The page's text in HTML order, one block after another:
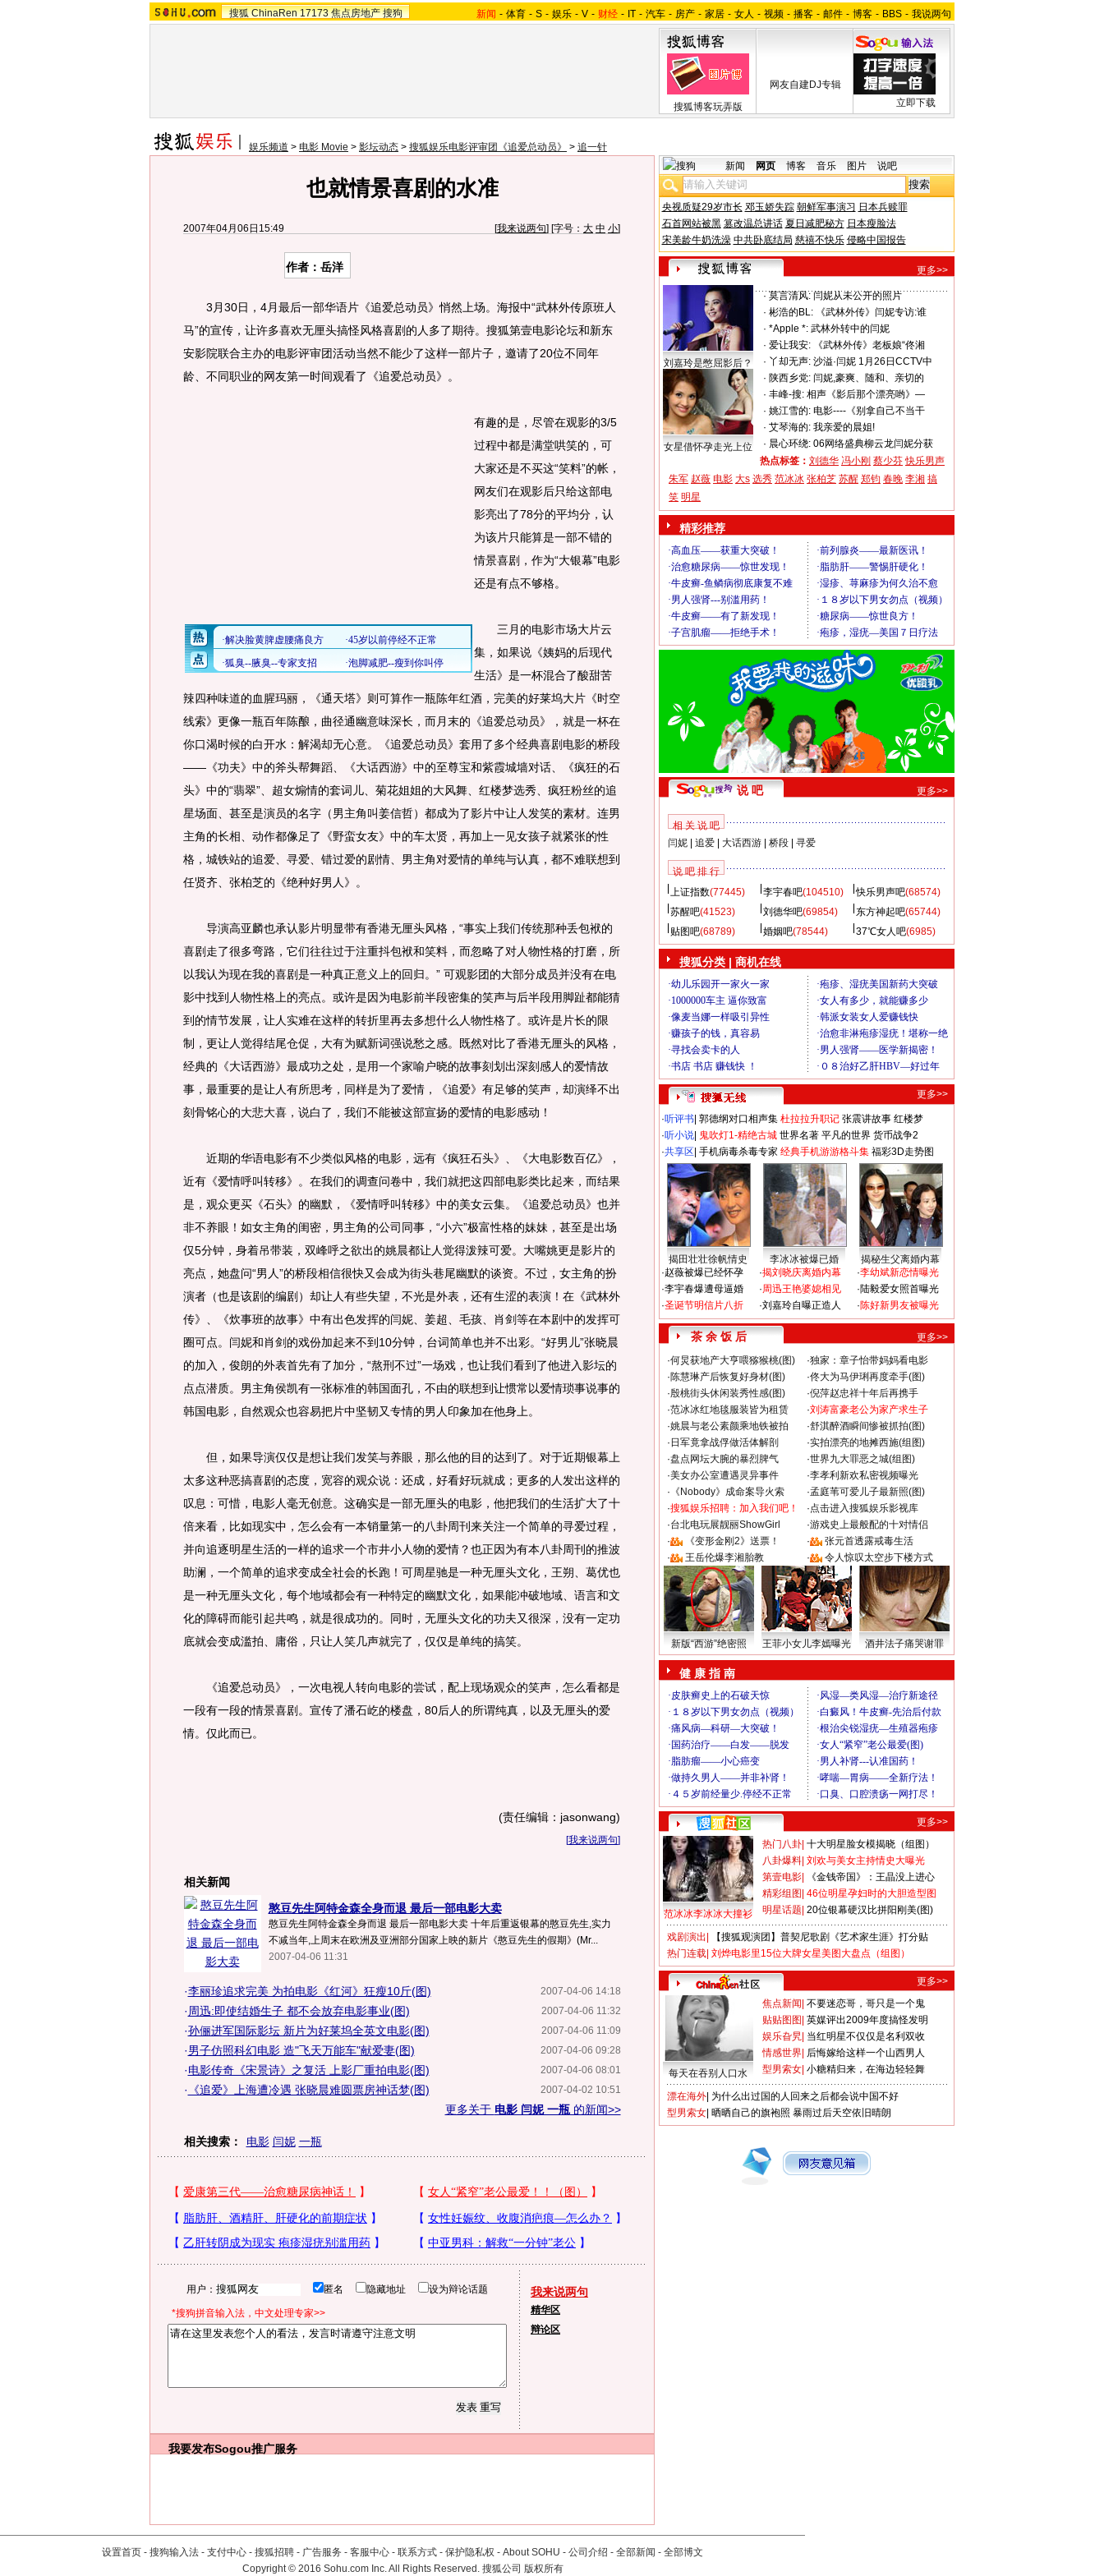
搜狐 ChinaRen 17173 焦点房地产 搜狗 新闻 - 体育 - S - 娱乐 - V - 财经 - IT - 汽车 - 房产 - 家居 - 女人 - 视频 - 播客 - 邮件 - 博客 - BBS - 我说两句
搜狐博客玩弄版
网友自建DJ专辑
立即下载
娱乐频道 > 电影 Movie > 影坛动态 > 搜狐娱乐电影评审团《追爱总动员》 > 追一针
也就情景喜剧的水准
2007年04月06日15:49 [我来说两句] [字号： 大 中 小]
作者：岳洋
3月30日，4月最后一部华语片《追爱总动员》悄然上场。海报中“武林外传原班人
马”的宣传，让许多喜欢无厘头搞怪风格喜剧的人多了期待。搜狐第壹电影论坛和新东
安影院联合主办的电影评审团活动当然不能少了这样一部片子，邀请了20位不同年
龄、不同职业的网友第一时间观看了《追爱总动员》。
有趣的是，尽管在观影的3/5
过程中都是满堂哄笑的，可
大家还是不买这“笑料”的帐，
网友们在观影后只给这部电
影亮出了78分的平均分，认
为该片只能算是一部不错的
情景喜剧，作为“大银幕”电影
还是有点不够格。
三月的电影市场大片云
集，如果说《姨妈的后现代
生活》是一杯混合了酸甜苦
辣四种味道的血腥玛丽，《通天塔》则可算作一瓶陈年红酒，完美的好莱坞大片《时空
线索》更像一瓶百年陈酿，曲径通幽意味深长，而月末的《追爱总动员》，就是一杯在
你口渴时候的白开水：解渴却无心意。《追爱总动员》套用了多个经典喜剧电影的桥段
——《功夫》中的斧头帮舞蹈、《大话西游》中的至尊宝和紫霞城墙对话、《疯狂的石
头》中的“翡翠”、超女煽情的套词儿、菊花姐姐的大风舞、红楼梦选秀、疯狂粉丝的追
星场面、甚至是演员的名字（男主角叫姜信哲）都成为了影片中让人发笑的素材。连男
主角的长相、动作都像足了《野蛮女友》中的车太贤，再加上一见女孩子就紧张的性
格，城铁站的追爱、寻爱、错过爱的剧情、男主角对爱情的单纯与认真，都不难联想到
任贤齐、张柏芝的《绝种好男人》。
导演高亚麟也承认影片明显带有香港无厘头风格，“事实上我们传统那种丢包袱的
喜剧走了很多弯路，它们往往过于注重抖包袱和笑料，而忽略了对人物性格的打磨，所
以我认为现在我的喜剧是一种真正意义上的回归。” 可观影团的大部分成员并没有在电
影中找到人物性格上的亮点。或许是因为电影前半段密集的笑声与后半段用脚趾都能猜
到的情节发展，让人实难在这样的转折里再去多想什么人物性格了。或许是片长的限
制，更让人觉得结尾仓促，大有为赋新词强说愁之感。既然对比了香港无厘头的风格，
经典的《大话西游》最成功之处，是用一个家喻户晓的故事刻划出深刻感人的爱情故
事，最重要的是让人有所思考，同样是为了爱情，《追爱》有足够的笑声，却演绎不出
刻骨铭心的大悲大喜，说白了，我们不能被这部宣扬的爱情的电影感动！
近期的华语电影有不少类似风格的电影，远有《疯狂石头》、《大电影数百亿》，
近有《爱情呼叫转移》。在我们的调查问卷中，我们就把这四部电影类比起来，而结果
是，观众更买《石头》的幽默，《爱情呼叫转移》中的美女云集。《追爱总动员》也并
非不养眼！如女主角的闺密，男主角的公司同事，“小六”极富性格的妹妹，甚至是出场
仅5分钟，身着吊带装，双峰呼之欲出的姚晨都让人觉得泼辣可爱。大嘴姚更是影片的
亮点，她盘问“男人”的桥段相信很快又会成为街头巷尾幽默的谈资。不过，女主角的扮
演者（也是该剧的编剧）却让人有些失望，不光是外表，还有生涩的表演！在《武林外
传》、《炊事班的故事》中有出色发挥的闫妮、姜超、毛孩、肖剑等在本剧中的发挥可
圈可点。闫妮和肖剑的戏份加起来不到10分钟，台词简单也并不出彩。“好男儿”张晓晨
的加入，俊朗的外表首先有了加分，“熬刑不过”一场戏，也让我们看到了他进入影坛的
点点潜质。男主角侯凯有一张标准的韩国面孔，不由的联想到让惯常以爱情琐事说事的
韩国电影，自然观众也容易把片中坚韧又专情的男人印象加在他身上。
但，如果导演仅仅是想让我们发笑与养眼，那么他的目的达到了。对于近期银幕上
太多这种恶搞喜剧的态度，宽容的观众说：还成，好看好玩就成；更多的人发出这样的
叹息：可惜，电影人毫无创意。这确实是一部无厘头的电影，他把我们的生活扩大了十
倍来看，比如现实中，怎么会有一本销量第一的八卦周刊来关注一个简单的寻爱过程，
并向追逐明星生活的一样的追求一个市井小人物的爱情？也正因为有本八卦周刊的推波
助澜，一个简单的追求变成全社会的长跑！可周星驰是一种无厘头文化，王朔、葛优也
是一种无厘头文化，每个地域都会有一种特定的幽默文化，如果能冲破地域、语言和文
化的障碍而能引起共鸣，就是很成功的。同时，无厘头文化的功夫又很深，没有一定功
底就会变成滥拍、庸俗，只让人笑几声就完了，仅仅是单纯的搞笑。
《追爱总动员》，一次电视人转向电影的尝试，配上现场观众的笑声，怎么看都是
一段有一段的情景喜剧。宣传了潘石屹的楼盘，80后人的所谓纯真，以及无厘头的爱
情。仅此而已。
(责任编辑：jasonwang)
[我来说两句]
相关新闻
憨豆先生阿特金森全身而退 最后一部电影大卖
憨豆先生阿特金森全身而退 最后一部电影大卖 十年后重返银幕的憨豆先生,实力
不减当年,上周末在欧洲及亚洲部分国家上映的新片《憨豆先生的假期》(Mr...
2007-04-06 11:31
2007-04-06 14:18
·李丽珍追求完美 为拍电影《红河》狂瘦10斤(图)
2007-04-06 11:32
· 周迅:即使结婚生子 都不会放弃电影事业(图)
2007-04-06 11:09
·孙俪进军国际影坛 新片为好莱坞全英文电影(图)
2007-04-06 09:28
·男子仿照科幻电影 造"飞天万能车"献爱妻(图)
2007-04-06 08:01
·电影传奇《宋景诗》之复活 上影厂重拍电影(图)
2007-04-02 10:51
· 《追爱》上海遭冷遇 张晓晨难圆票房神话梦(图)
更多关于 电影 闫妮 一瓶的新闻>>
相关搜索： 电影 闫妮 一瓶
用户： 匿名 隐藏地址 设为辩论话题
*搜狗拼音输入法，中文处理专家>>
我来说两句
精华区
辩论区
我要发布Sogou推广服务
新闻 网页 博客 音乐 图片 说吧
央视质疑29岁市长 邓玉娇失踪 朝鲜军事演习 日本兵赎罪
石首网站被黑 篡改温总讲话 夏日减肥秘方 日本瘦脸法
宋美龄牛奶洗澡 中共卧底结局 慈禧不快乐 侵略中国报告
更多>>
刘嘉玲是憋屈影后？
女星借怀孕走光上位
· 莫言清风: 闫妮从未公开的照片
· 彬浩的BL:
《武林外传》闫妮专访:谁
· *Apple *: 武林外转中的闫妮
· 爱让我安:
《武林外传》老板娘“佟湘
· 丫却无声: 沙溢·闫妮 1月26日CCTV中
· 陕西乡党: 闫妮,豪爽、随和、亲切的
· 丰峰-搜: 相声《影后那个漂亮哟》—
· 姚江雪的: 电影----《别拿自己不当干
· 艾琴海的: 我亲爱的晨姐!
· 晨心环绕: 06网络盛典柳云龙闫妮分获
热点标签： 刘德华 冯小刚 蔡少芬 快乐男声
朱军 赵薇 电影 大s 选秀 范冰冰 张柏芝 苏醒 郑钧 春晚 李湘 搞
笑 明星
精彩推荐
说 吧 更多>>
相 关 说 吧
闫妮| 追爱| 大话西游| 桥段| 寻爱
说 吧 排 行
上证指数(77445) 李宇春吧(104510) 快乐男声吧(68574)
苏醒吧(41523) 刘德华吧(69854) 东方神起吧(65744)
贴图吧(68789) 婚姻吧(78544) 37℃女人吧(6985)
搜狐分类 | 商机在线
更多>>
·听评书 郭德纲对口相声集 杜拉拉升职记 张震讲故事 红楼梦
·听小说 鬼吹灯1-精绝古城 世界名著 平凡的世界 货币战争2
·共享区 手机病毒杀毒专家 经典手机游游格斗集 福彩3D走势图
揭田壮壮徐帆情史 李冰冰被爆已婚
揭秘生父离婚内幕
·赵薇被爆已经怀孕
·李宇春爆遭母逼婚
·圣诞节明信片八折
·揭刘晓庆离婚内幕
·周迅王艳婆媳相见
·刘嘉玲自曝正造人
·李幼斌新恋情曝光
·陆毅爱女照首曝光
·陈好新男友被曝光
茶 余 饭 后
更多>>
·何炅获地产大亨喂猕猴桃(图) ·独家：章子怡带妈妈看电影
·陈慧琳产后恢复好身材(图) ·佟大为马伊琍再度牵手(图)
·殷桃街头休闲装秀性感(图) ·倪萍赵忠祥十年后再携手
·范冰冰红地毯服装皆为租赁 ·刘涛富豪老公为家产求生子
·姚晨与老公素颜乘地铁被拍 ·舒淇醉酒瞬间惨被抓拍(图)
· 日军竟拿战俘做活体解剖 ·实拍漂亮的地摊西施(组图)
·盘点网坛大腕的暴烈脾气 ·世界九大罪恶之城(组图)
·美女办公室遭遇灵异事件 ·李孝利新欢私密视频曝光
· 《Nobody》成命案导火索 ·孟庭苇可爱儿子最新照(图)
·搜狐娱乐招聘：加入我们吧！ ·点击进入搜狐娱乐影视库
·台北电玩展靓丽ShowGirl ·游戏史上最般配的十对情侣
·
《变形金刚2》送票！ ·
张元首透露戒毒生活
·
王岳伦爆李湘胎教 · 令人惊叹太空步下楼方式
新版“西游”绝密照 王菲小女儿李嫣曝光 酒井法子痛哭谢罪
健 康 指 南
更多>>
范冰冰李冰冰大撞衫
热门八卦 十大明星脸女模揭晓（组图）
八卦爆料 刘欢与美女主持情史大曝光
第壹电影
《金钱帝国》：王晶没上进心
精彩组图 46位明星孕妇时的大胆造型图
明星话题 20位银幕硬汉比拼阳刚美(图)
戏剧演出
【搜狐观演团】普契尼歌剧《艺术家生涯》打分贴
热门连载 刘烨电影里15位大牌女星美图大盘点（组图）
更多>>
每天在吞别人口水
焦点新闻 不要迷恋哥，哥只是一个鬼
贴贴图图 英媒评出2009年度搞怪发明
娱乐旮旯 当红明星不仅仅是名利双收
情感世界 后悔嫁给这样一个山西男人
型男索女 小糖精归来，在海边轻轻舞
漂在海外 为什么出过国的人回来之后都会说中国不好
型男索女 晒晒自己的旗袍照 暴雨过后天空依旧晴朗
设置首页 - 搜狗输入法 - 支付中心 - 搜狐招聘 - 广告服务 - 客服中心 - 联系方式 - 保护隐私权 - About SOHU - 公司介绍 - 全部新闻 - 全部博文
Copyright©2016 Sohu.com Inc. All Rights Reserved. 搜狐公司 版权所有